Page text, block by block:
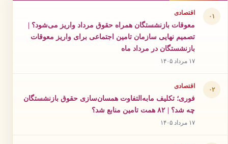
۰۱ اقتصادی
معوقات بازنشستگان همراه حقوق مرداد واریز می‌شود؟ |
تصمیم نهایی سازمان تامین اجتماعی برای واریز معوقات
بازنشستگان در مرداد ماه
۱۷ مرداد ۱۴۰۵
۰۲ اقتصادی
فوری؛ تکلیف مابه‌التفاوت همسان‌سازی حقوق بازنشستگان
چه شد؟ | ۸۲ همت تامین منابع شد؟
۱۷ مرداد ۱۴۰۵